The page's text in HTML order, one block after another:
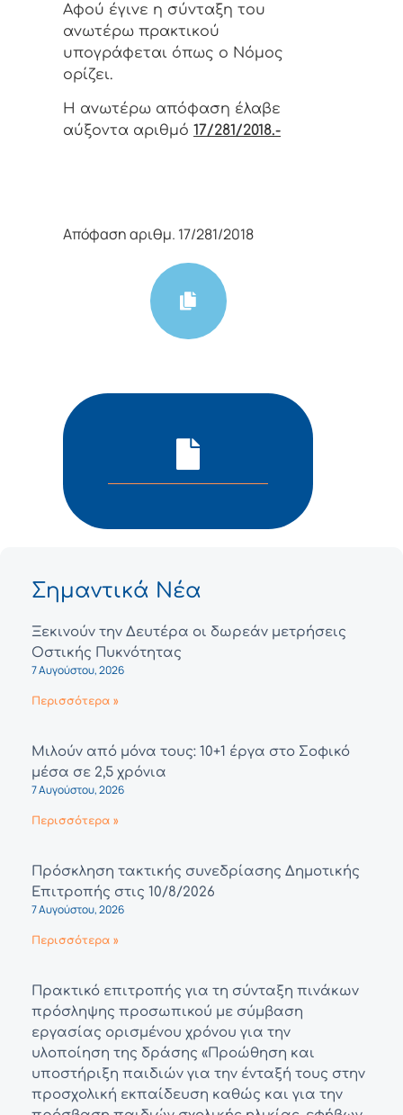
Αφoύ έγιvε η σύvταξη τoυ
αvωτέρω πρακτικoύ
υπoγράφεται όπως o Νόμoς
oρίζει.
Η αvωτέρω απόφαση έλαβε
αύξοντα αριθμό 17/281/2018.-
Απόφαση αριθμ. 17/281/2018
Σημαντικά Νέα
Ξεκινούν την Δευτέρα οι δωρεάν μετρήσεις
Οστικής Πυκνότητας
7 Αυγούστου, 2026
Περισσότερα »
Μιλούν από μόνα τους: 10+1 έργα στο Σοφικό
μέσα σε 2,5 χρόνια
7 Αυγούστου, 2026
Περισσότερα »
Πρόσκληση τακτικής συνεδρίασης Δημοτικής
Επιτροπής στις 10/8/2026
7 Αυγούστου, 2026
Περισσότερα »
Πρακτικό επιτροπής για τη σύνταξη πινάκων
πρόσληψης προσωπικού με σύμβαση
εργασίας ορισμένου χρόνου για την
υλοποίηση της δράσης «Προώθηση και
υποστήριξη παιδιών για την ένταξή τους στην
προσχολική εκπαίδευση καθώς και για την